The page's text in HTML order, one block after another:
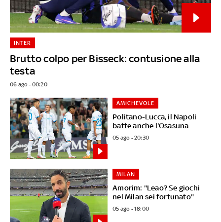
Brutto colpo per Bisseck: contusione alla
testa
INTER
06 ago - 00:20
Politano-Lucca, il Napoli
batte anche l'Osasuna
AMICHEVOLE
05 ago - 20:30
Amorim: "Leao? Se giochi
nel Milan sei fortunato"
MILAN
05 ago - 18:00